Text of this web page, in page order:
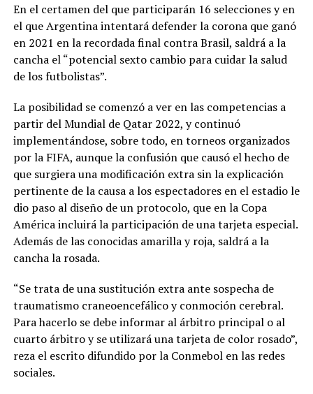
En el certamen del que participarán 16 selecciones y en
el que Argentina intentará defender la corona que ganó
en 2021 en la recordada final contra Brasil, saldrá a la
cancha el “potencial sexto cambio para cuidar la salud
de los futbolistas”.
La posibilidad se comenzó a ver en las competencias a
partir del Mundial de Qatar 2022, y continuó
implementándose, sobre todo, en torneos organizados
por la FIFA, aunque la confusión que causó el hecho de
que surgiera una modificación extra sin la explicación
pertinente de la causa a los espectadores en el estadio le
dio paso al diseño de un protocolo, que en la Copa
América incluirá la participación de una tarjeta especial.
Además de las conocidas amarilla y roja, saldrá a la
cancha la rosada.
“Se trata de una sustitución extra ante sospecha de
traumatismo craneoencefálico y conmoción cerebral.
Para hacerlo se debe informar al árbitro principal o al
cuarto árbitro y se utilizará una tarjeta de color rosado”,
reza el escrito difundido por la Conmebol en las redes
sociales.